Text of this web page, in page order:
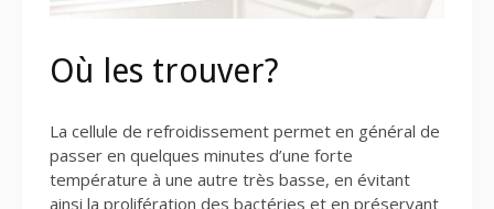
Où les trouver?
La cellule de refroidissement permet en général de
passer en quelques minutes d’une forte
température à une autre très basse, en évitant
ainsi la prolifération des bactéries et en préservant